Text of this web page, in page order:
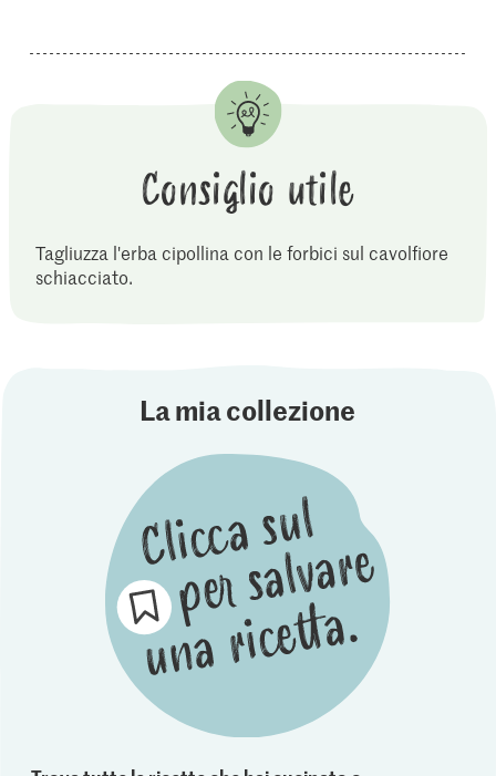
Consiglio utile
Tagliuzza l'erba cipollina con le forbici sul cavolfiore
schiacciato.
La mia collezione